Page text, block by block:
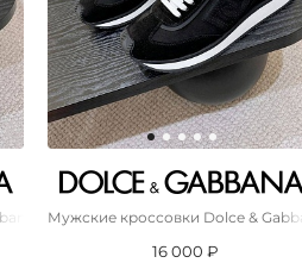
Cushion - Brown
Мужские кроссовки Dolce &
16 000 ₽